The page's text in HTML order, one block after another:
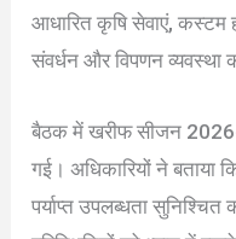
आधारित कृषि सेवाएं, कस्टम
संवर्धन और विपणन व्यवस्था
बैठक में खरीफ सीजन 2026-
गई। अधिकारियों ने बताया
पर्याप्त उपलब्धता सुनिश्चित